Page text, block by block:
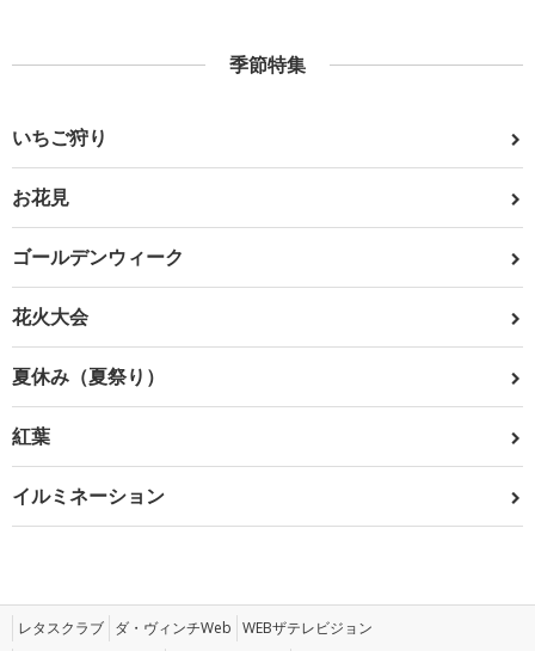
季節特集
いちご狩り
お花見
ゴールデンウィーク
花火大会
夏休み（夏祭り）
紅葉
イルミネーション
レタスクラブ ダ・ヴィンチWeb WEBザテレビジョン